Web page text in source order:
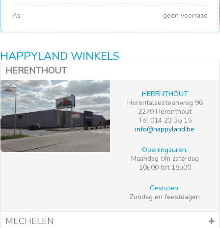
As geen voorraad
HAPPYLAND WINKELS
HERENTHOUT
HERENTHOUT
Herentalsesteenweg 96
2270 Herenthout
Tel 014 23 35 15
info@happyland.be
Openingsuren:
Maandag t/m zaterdag
10u00 tot 18u00
Gesloten:
Zondag en feestdagen
MECHELEN